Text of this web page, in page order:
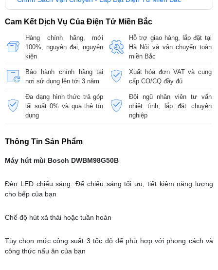
Cam Kết Dịch Vụ Của Điện Tử Miền Bắc
Hàng chính hãng, mới
100%, nguyên đai, nguyên
kiện
Hỗ trợ giao hàng, lắp đặt tại
Hà Nội và vận chuyển toàn
miền Bắc
Bảo hành chính hãng tại
nơi sử dụng lên tới 3 năm
Xuất hóa đơn VAT và cung
cấp CO/CQ đầy đủ
Đa dạng hình thức trả góp
lãi suất 0% và qua thẻ tín
dụng
Đội ngũ nhân viên tư vấn
nhiệt tình, lắp đặt chuyên
nghiệp
Thông Tin Sản Phẩm
Máy hút mùi Bosch DWBM98G50B
Đèn LED chiếu sáng: Để chiếu sáng tối ưu, tiết kiệm năng lượng
cho bếp của bạn
Chế độ hút xả thải hoặc tuần hoàn
Tùy chọn mức công suất 3 tốc độ để phù hợp với phong cách và
công thức nấu ăn của bạn